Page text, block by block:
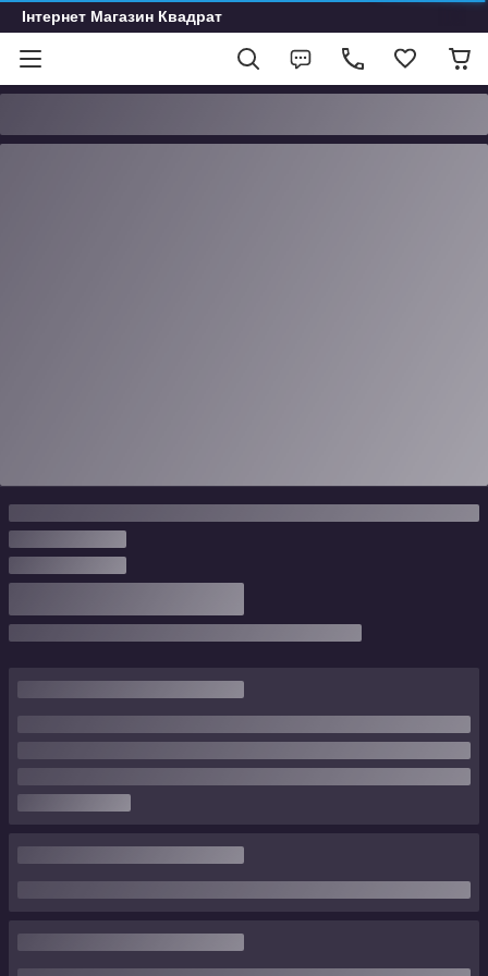
Інтернет Магазин Квадрат